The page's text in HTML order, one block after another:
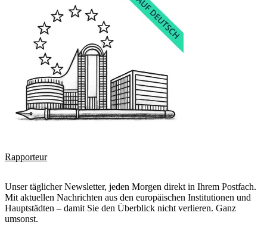
Rapporteur
Unser täglicher Newsletter, jeden Morgen direkt in Ihrem Postfach.
Mit aktuellen Nachrichten aus den europäischen Institutionen und
Hauptstädten – damit Sie den Überblick nicht verlieren. Ganz
umsonst.